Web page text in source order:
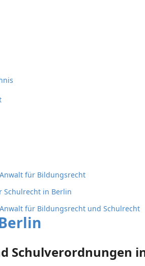
Schulrecht in Berlin
Schulverordnungen